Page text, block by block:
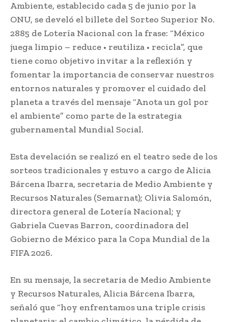
Ambiente, establecido cada 5 de junio por la
ONU, se develó el billete del Sorteo Superior No.
2885 de Lotería Nacional con la frase: “México
juega limpio – reduce • reutiliza • recicla”, que
tiene como objetivo invitar a la reflexión y
fomentar la importancia de conservar nuestros
entornos naturales y promover el cuidado del
planeta a través del mensaje “Anota un gol por
el ambiente” como parte de la estrategia
gubernamental Mundial Social.
Esta develación se realizó en el teatro sede de los
sorteos tradicionales y estuvo a cargo de Alicia
Bárcena Ibarra, secretaria de Medio Ambiente y
Recursos Naturales (Semarnat); Olivia Salomón,
directora general de Lotería Nacional; y
Gabriela Cuevas Barron, coordinadora del
Gobierno de México para la Copa Mundial de la
FIFA 2026.
En su mensaje, la secretaria de Medio Ambiente
y Recursos Naturales, Alicia Bárcena Ibarra,
señaló que “hoy enfrentamos una triple crisis